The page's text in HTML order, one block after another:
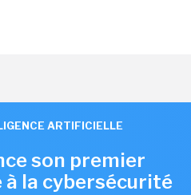
ARTIFICIELLE
son premier
à la cybersécurité